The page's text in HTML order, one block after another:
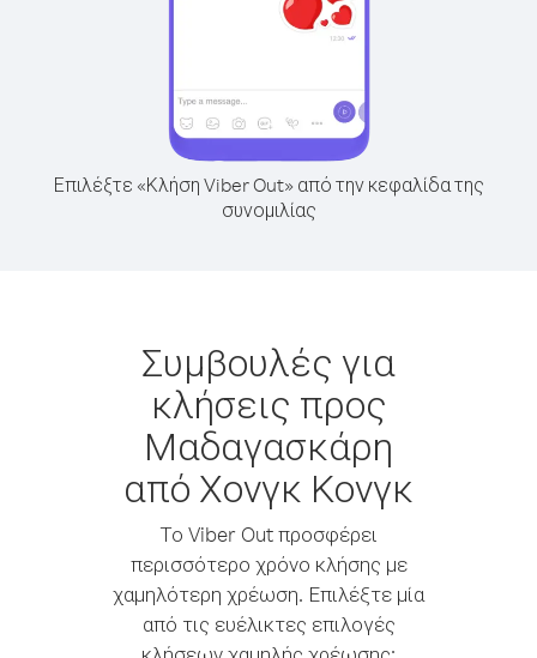
Επιλέξτε «Κλήση Viber Out» από την κεφαλίδα της
συνομιλίας
Συμβουλές για
κλήσεις προς
Μαδαγασκάρη
από Χονγκ Κονγκ
Το Viber Out προσφέρει
περισσότερο χρόνο κλήσης με
χαμηλότερη χρέωση. Επιλέξτε μία
από τις ευέλικτες επιλογές